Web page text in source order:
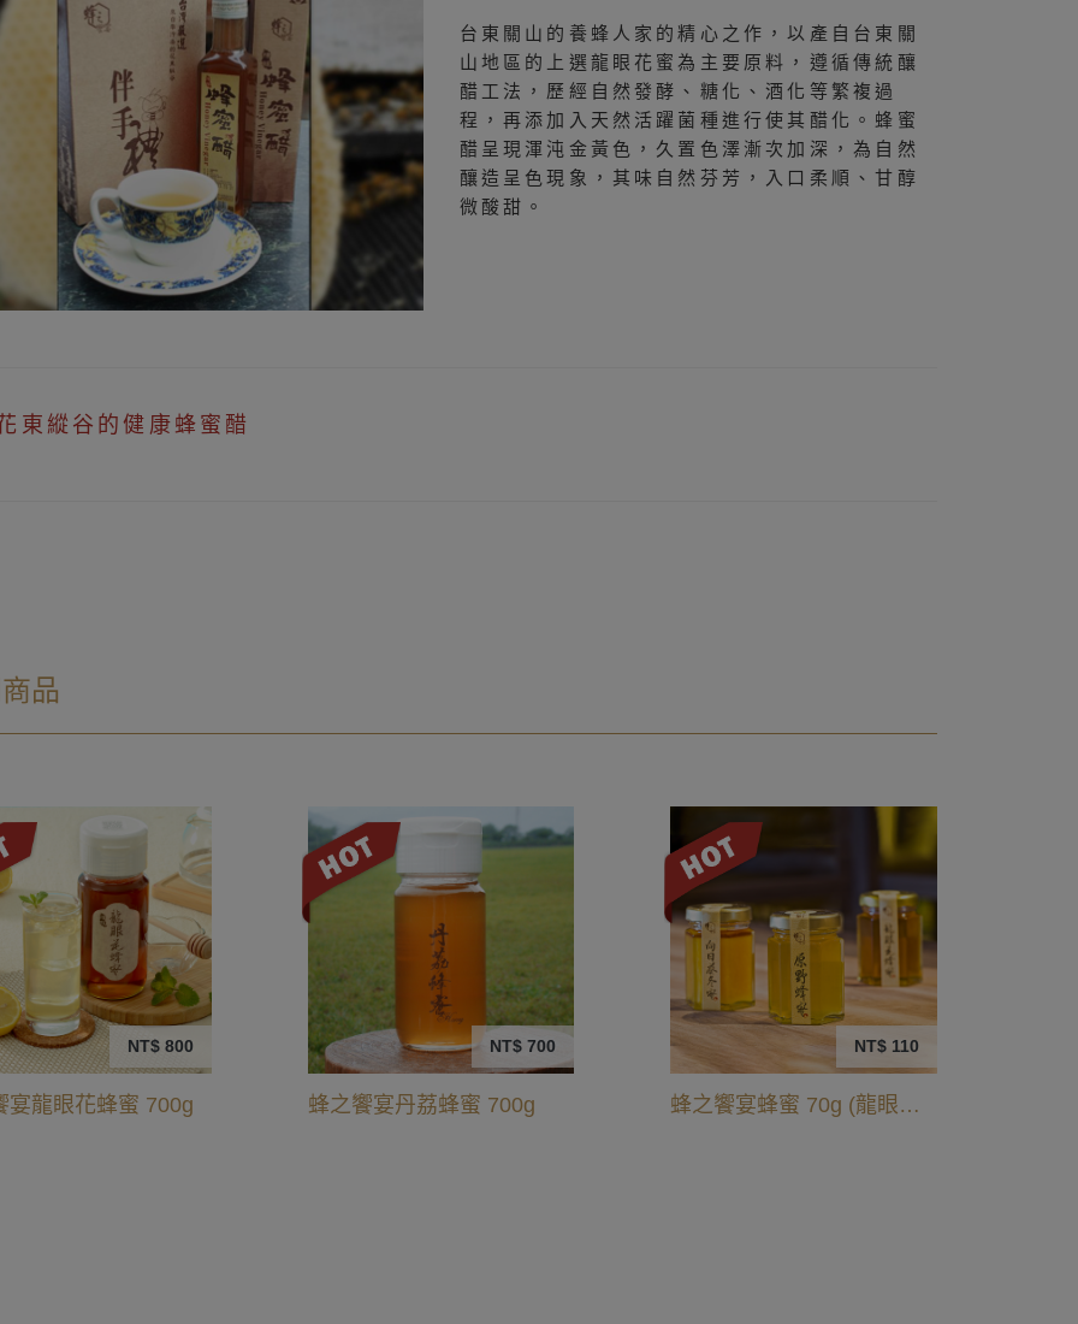
台東關山的養蜂人家的精心之作，以產自台東關
山地區的上選龍眼花蜜為主要原料，遵循傳統釀
醋工法，歷經自然發酵、糖化、酒化等繁複過
程，再添加入天然活躍菌種進行使其醋化。蜂蜜
醋呈現渾沌金黃色，久置色澤漸次加深，為自然
釀造呈色現象，其味自然芬芳，入口柔順、甘醇
微酸甜。
東縱谷的健康蜂蜜醋
品
NT$ 800
宴龍眼花蜂蜜 700g
NT$ 700
蜂之饗宴丹荔蜂蜜 700g
NT$ 110
蜂之饗宴蜂蜜 70g (龍眼花/原野/向日葵/ 桂花/文旦/厚皮香)